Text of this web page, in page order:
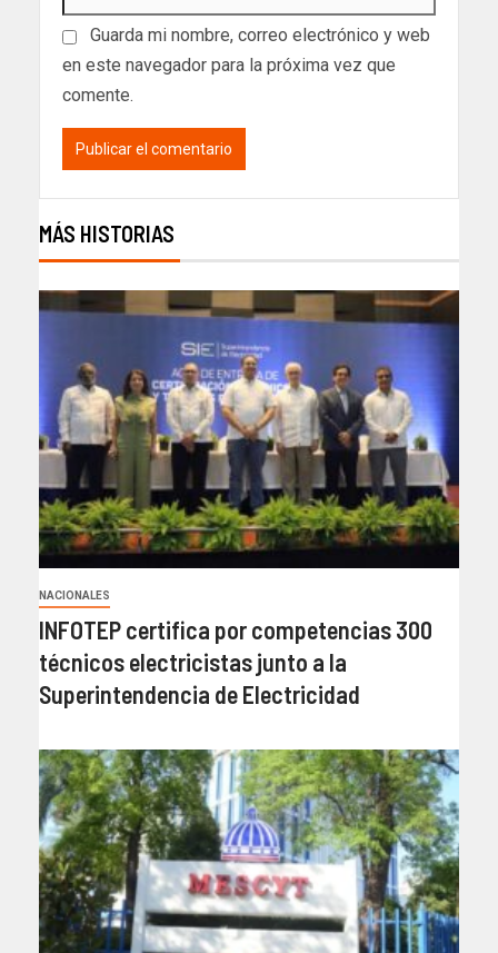
Guarda mi nombre, correo electrónico y web
en este navegador para la próxima vez que
comente.
MÁS HISTORIAS
NACIONALES
INFOTEP certifica por competencias 300
técnicos electricistas junto a la
Superintendencia de Electricidad